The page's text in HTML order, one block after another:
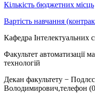
Кількість бюджетних місць
Вартість навчання
Кафедра Інтелектуальних
Факультет автоматизації
технологій
Декан факультету −
Володимирович,телефон